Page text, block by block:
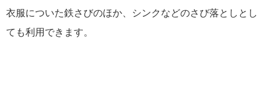
衣服についた鉄さびのほか、シンクなどのさび落としとし
ても利用できます。